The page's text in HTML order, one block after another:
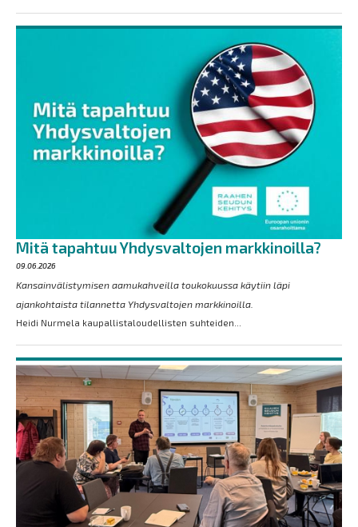
Mitä tapahtuu Yhdysvaltojen markkinoilla?
09.06.2026
Kansainvälistymisen aamukahveilla toukokuussa käytiin läpi
ajankohtaista tilannetta Yhdysvaltojen markkinoilla.
Heidi Nurmela kaupallistaloudellisten suhteiden...